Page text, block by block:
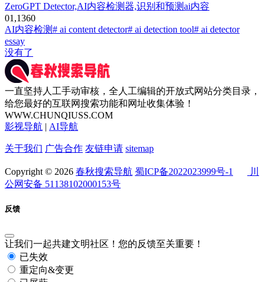
ZeroGPT Detector,AI内容检测器,识别和预测ai内容
01,1360
AI内容检测# ai content detector# ai detection tool# ai detector
essay
没有了
一直坚持人工手动审核，全人工编辑的开放式网站分类目录，
给您最好的互联网搜索功能和网址收集体验！
WWW.CHUNQIUSS.COM
影视导航 | AI导航
关于我们 广告合作 友链申请 sitemap
Copyright © 2026 春秋搜索导航 蜀ICP备2022023999号-1
川
公网安备 51138102000153号
反馈
让我们一起共建文明社区！您的反馈至关重要！
已失效
重定向&变更